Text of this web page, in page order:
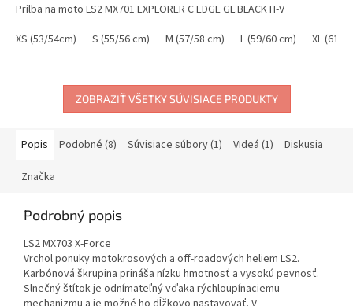
Prilba na moto LS2 MX701 EXPLORER C EDGE GL.BLACK H-V
XS (53/54cm)
S (55/56 cm) M (57/58 cm) L (59/60 cm) XL (61/
ZOBRAZIŤ VŠETKY SÚVISIACE PRODUKTY
Popis Podobné (8) Súvisiace súbory (1) Videá (1) Diskusia
Značka
Podrobný popis
LS2 MX703 X-Force
Vrchol ponuky motokrosových a off-roadových heliem LS2.
Karbónová škrupina prináša nízku hmotnosť a vysokú pevnosť.
Slnečný štítok je odnímateľný vďaka rýchloupínaciemu